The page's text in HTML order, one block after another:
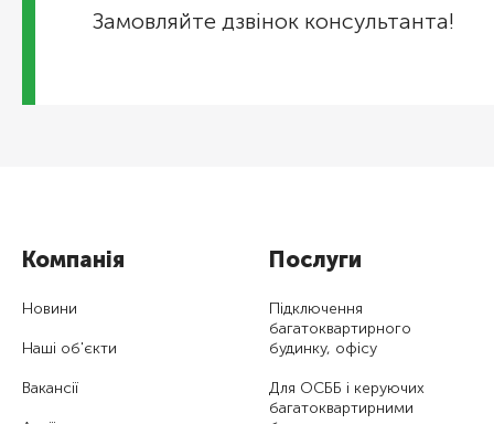
Замовляйте дзвінок консультанта!
Компанія
Новини
Наші об'єкти
Вакансії
Послуги
Підключення
багатоквартирного
будинку, офісу
Для ОСББ і керуючих
багатоквартирними